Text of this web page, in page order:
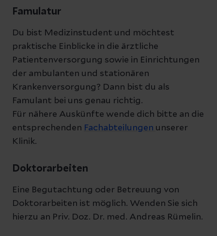
Famulatur
Du bist Medizinstudent und möchtest
praktische Einblicke in die ärztliche
Patientenversorgung sowie in Einrichtungen
der ambulanten und stationären
Krankenversorgung? Dann bist du als
Famulant bei uns genau richtig.
Für nähere Auskünfte wende dich bitte an die
entsprechenden Fachabteilungen unserer
Klinik.
Doktorarbeiten
Eine Begutachtung oder Betreuung von
Doktorarbeiten ist möglich. Wenden Sie sich
hierzu an Priv. Doz. Dr. med. Andreas Rümelin.